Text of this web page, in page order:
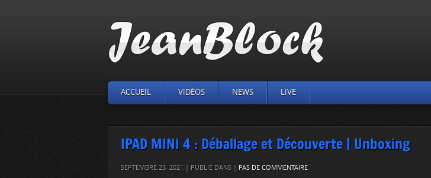
ACCUEIL VIDÉOS NEWS LIVE
IPAD MINI 4 : Déballage et Découverte | Unboxing
SEPTEMBRE 23, 2021 | PUBLIÉ DANS | PAS DE COMMENTAIRE